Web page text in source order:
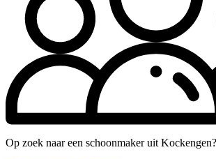
Op zoek naar een schoonmaker uit Kockengen?